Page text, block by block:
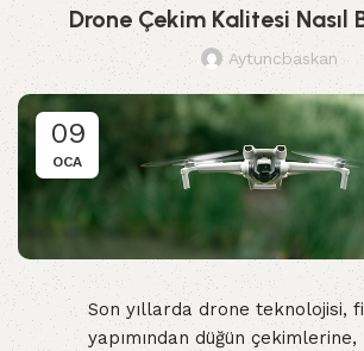
Drone Çekim Kalitesi Nasıl
Aytuncbaskan
09
OCA
Son yıllarda drone teknolojisi,
yapımından düğün çekimlerine,